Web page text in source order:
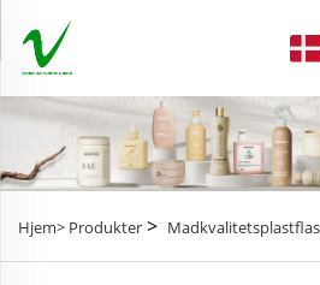
Hjem> Produkter >